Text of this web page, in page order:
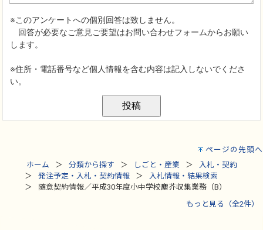
ページの先頭へ
ホーム
分類から探す しごと・産業
入札・契約
発注予定・入札・契約情報
入札情報・結果検索
随意契約情報／平成30年度小中学校塵芥収集業務（B）
もっと見る（全2件）